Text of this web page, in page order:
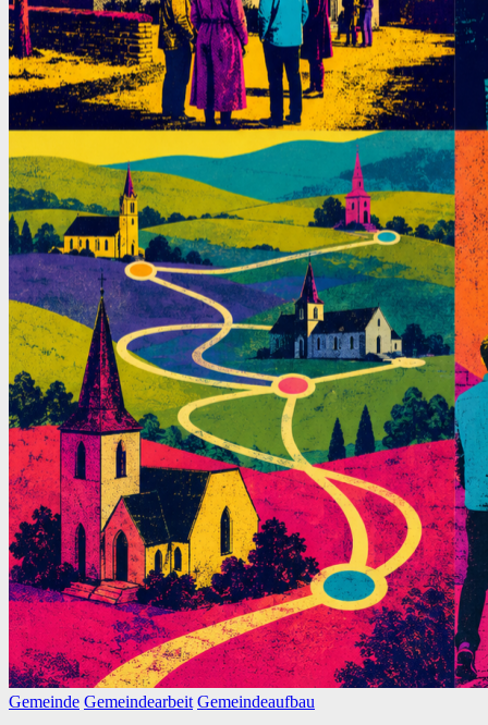
Posted
Gemeinde Gemeindearbeit Gemeindeaufbau